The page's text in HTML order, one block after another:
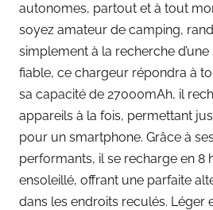
autonomes, partout et à tout
soyez amateur de camping,
simplement à la recherche d’une
fiable, ce chargeur répondra à
sa capacité de 27000mAh, il
appareils à la fois, permettant
pour un smartphone. Grâce à
performants, il se recharge en 8
ensoleillé, offrant une parfaite
dans les endroits reculés. Léger